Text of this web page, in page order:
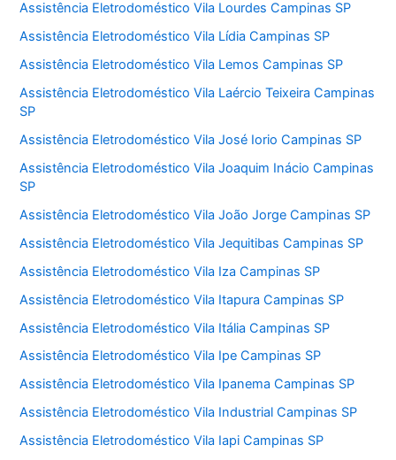
Assistência Eletrodoméstico Vila Lourdes Campinas SP
Assistência Eletrodoméstico Vila Lídia Campinas SP
Assistência Eletrodoméstico Vila Lemos Campinas SP
Assistência Eletrodoméstico Vila Laércio Teixeira Campinas
SP
Assistência Eletrodoméstico Vila José Iorio Campinas SP
Assistência Eletrodoméstico Vila Joaquim Inácio Campinas
SP
Assistência Eletrodoméstico Vila João Jorge Campinas SP
Assistência Eletrodoméstico Vila Jequitibas Campinas SP
Assistência Eletrodoméstico Vila Iza Campinas SP
Assistência Eletrodoméstico Vila Itapura Campinas SP
Assistência Eletrodoméstico Vila Itália Campinas SP
Assistência Eletrodoméstico Vila Ipe Campinas SP
Assistência Eletrodoméstico Vila Ipanema Campinas SP
Assistência Eletrodoméstico Vila Industrial Campinas SP
Assistência Eletrodoméstico Vila Iapi Campinas SP